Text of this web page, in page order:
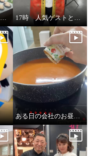
北野さん、牛尾さん、六さんで富洋物産三銃士 17時 人気ゲストと夏祭りアワー
ある日の会社のお昼ご飯